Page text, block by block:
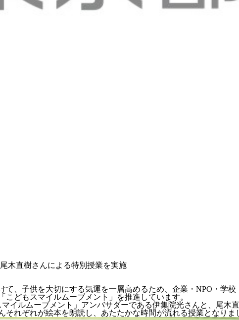
木直樹さんによる特別授業を実施
、子供を大切にする気運を一層高めるため、企業・NPO・学
どもスマイルムーブメント」を推進しています。
イルムーブメント」アンバサダーである伊集院光さんと、尾木
れぞれが絵本を朗読し、あたたかな時間が流れる授業となりま